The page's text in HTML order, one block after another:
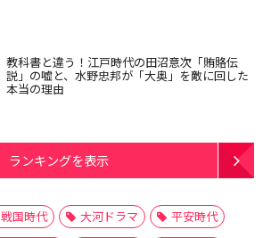
教科書と違う！江戸時代の田沼意次「賄賂伝
説」の嘘と、水野忠邦が「大奥」を敵に回した
本当の理由
ランキングを表示
戦国時代 大河ドラマ
平安時代